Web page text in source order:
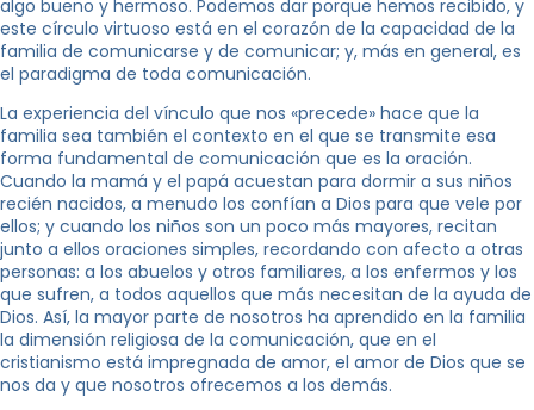
algo bueno y hermoso. Podemos dar porque hemos recibido, y
este círculo virtuoso está en el corazón de la capacidad de la
familia de comunicarse y de comunicar; y, más en general, es
el paradigma de toda comunicación.
La experiencia del vínculo que nos «precede» hace que la
familia sea también el contexto en el que se transmite esa
forma fundamental de comunicación que es la oración.
Cuando la mamá y el papá acuestan para dormir a sus niños
recién nacidos, a menudo los confían a Dios para que vele por
ellos; y cuando los niños son un poco más mayores, recitan
junto a ellos oraciones simples, recordando con afecto a otras
personas: a los abuelos y otros familiares, a los enfermos y los
que sufren, a todos aquellos que más necesitan de la ayuda de
Dios. Así, la mayor parte de nosotros ha aprendido en la familia
la dimensión religiosa de la comunicación, que en el
cristianismo está impregnada de amor, el amor de Dios que se
nos da y que nosotros ofrecemos a los demás.